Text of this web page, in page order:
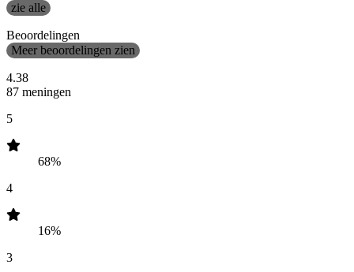
zie alle
Beoordelingen
Meer beoordelingen zien
4.38
87 meningen
5
68%
4
16%
3